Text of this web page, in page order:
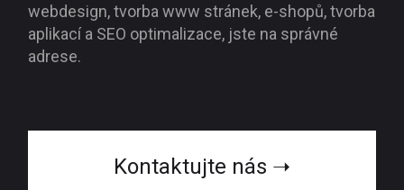
webdesign, tvorba www stránek, e-shopů, tvorba
aplikací a SEO optimalizace, jste na správné
adrese.
Kontaktujte nás ➝